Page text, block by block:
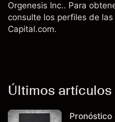
Orgenesis Inc.. Para
consulte los perfiles de
Capital.com.
Últimos
Pronóstico